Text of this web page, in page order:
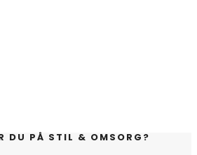
DU PÅ STIL & OMSORG?